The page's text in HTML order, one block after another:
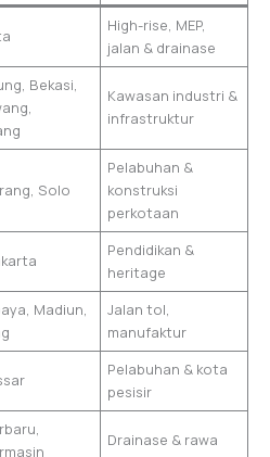
High-rise, MEP,
jalan & drainase
Bekasi,
Kawasan industri &
infrastruktur
Solo
Pelabuhan &
konstruksi
perkotaan
Pendidikan &
heritage
Madiun,
Jalan tol,
manufaktur
Pelabuhan & kota
pesisir
Drainase & rawa